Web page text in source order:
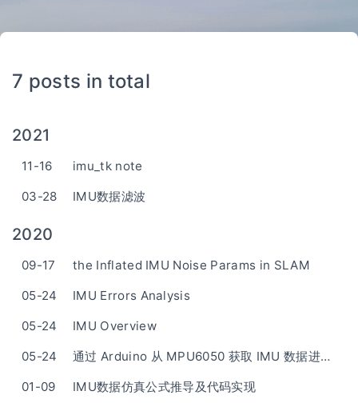
7 posts in total
2021
11-16
imu_tk note
03-28
IMU数据滤波
2020
09-17
the Inflated IMU Noise Params in SLAM
05-24
IMU Errors Analysis
05-24
IMU Overview
05-24
通过 Arduino 从 MPU6050 获取 IMU 数据进行姿态解算，并利用 Processing 进行三维姿态显示
01-09
IMU数据仿真公式推导及代码实现